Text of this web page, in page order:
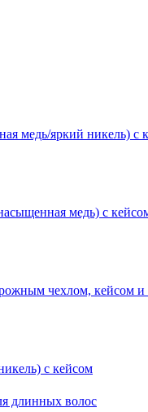
медь/яркий никель) с
медь) с
чехлом, кейсом и
с кейсом